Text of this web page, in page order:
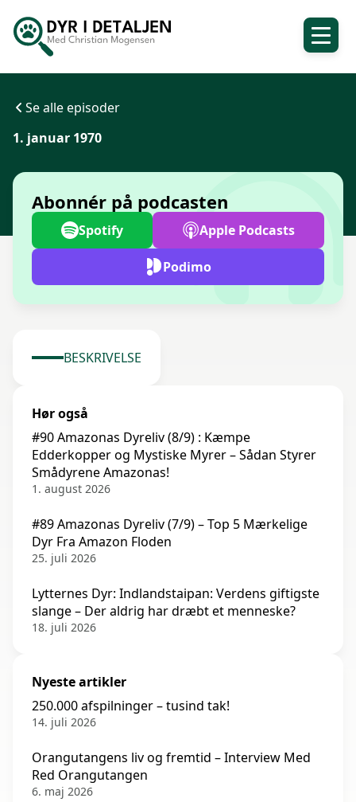
Se alle episoder
1. januar 1970
Abonnér på podcasten
Spotify Apple Podcasts
Podimo
BESKRIVELSE
Hør også
#90 Amazonas Dyreliv (8/9) : Kæmpe
Edderkopper og Mystiske Myrer – Sådan Styrer
Smådyrene Amazonas!
1. august 2026
#89 Amazonas Dyreliv (7/9) – Top 5 Mærkelige
Dyr Fra Amazon Floden
25. juli 2026
Lytternes Dyr: Indlandstaipan: Verdens giftigste
slange – Der aldrig har dræbt et menneske?
18. juli 2026
Nyeste artikler
250.000 afspilninger – tusind tak!
14. juli 2026
Orangutangens liv og fremtid – Interview Med
Red Orangutangen
6. maj 2026